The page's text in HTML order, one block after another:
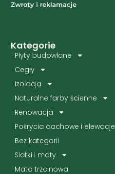
Kategorie
Płyty budowlane
Cegły
Izolacja
Naturalne farby ścienne
Renowacja
Pokrycia dachowe i elewacje
Bez kategorii
Siatki i maty
Mata trzcinowa
Zwroty i reklamacje